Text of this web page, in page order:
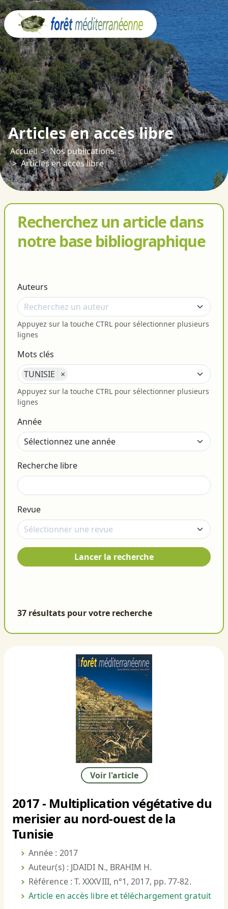
Articles en accès libre
Accueil
Nos publications
Articles en accès libre
Recherchez un article dans
notre base bibliographique
Auteurs
Appuyez sur la touche CTRL pour sélectionner plusieurs
lignes
Mots clés
TUNISIE ×
Appuyez sur la touche CTRL pour sélectionner plusieurs
lignes
Année
Recherche libre
Revue
Lancer la recherche
37 résultats pour votre recherche
Voir l'article
2017 - Multiplication végétative du
merisier au nord-ouest de la
Tunisie
Année : 2017
Auteur(s) : JDAIDI N., BRAHIM H.
Référence : T. XXXVIII, n°1, 2017, pp. 77-82.
Article en accès libre et téléchargement gratuit
Panneau de gestion des cookies